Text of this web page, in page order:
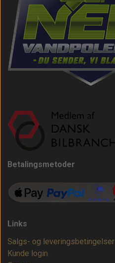
Betalingsmetoder
Links
Salgs- og leveringsbetingelser
Kunde login